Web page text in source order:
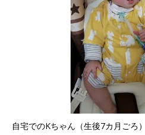
自宅でのKちゃん（生後7カ月ごろ）